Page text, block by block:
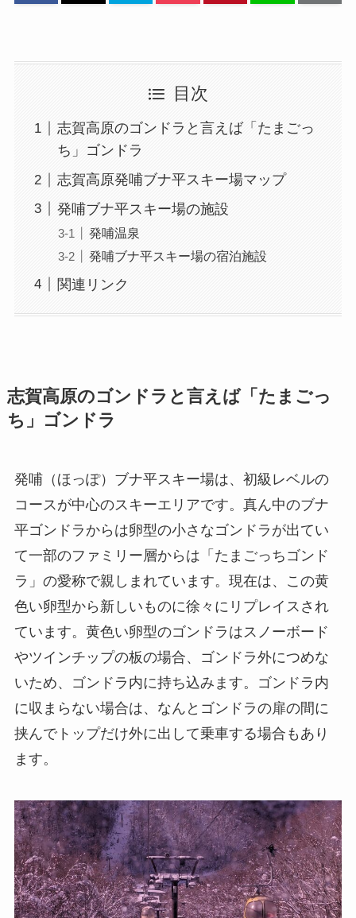
目次
志賀高原のゴンドラと言えば「たまごっ
ち」ゴンドラ
志賀高原発哺ブナ平スキー場マップ
発哺ブナ平スキー場の施設
発哺温泉
発哺ブナ平スキー場の宿泊施設
関連リンク
志賀高原のゴンドラと言えば「たまごっ
ち」ゴンドラ
発哺（ほっぽ）ブナ平スキー場は、初級レベルの
コースが中心のスキーエリアです。真ん中のブナ
平ゴンドラからは卵型の小さなゴンドラが出てい
て一部のファミリー層からは「たまごっちゴンド
ラ」の愛称で親しまれています。現在は、この黄
色い卵型から新しいものに徐々にリプレイスされ
ています。黄色い卵型のゴンドラはスノーボード
やツインチップの板の場合、ゴンドラ外につめな
いため、ゴンドラ内に持ち込みます。ゴンドラ内
に収まらない場合は、なんとゴンドラの扉の間に
挟んでトップだけ外に出して乗車する場合もあり
ます。